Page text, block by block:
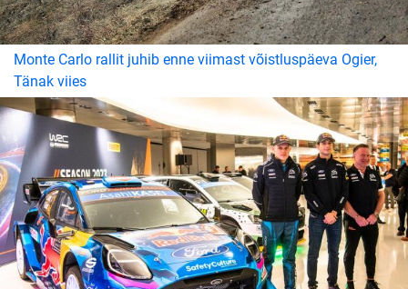
Monte Carlo rallit juhib enne viimast võistluspäeva Ogier,
Tänak viies